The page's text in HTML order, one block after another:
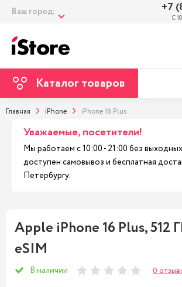
Ваш город: +7
С
Каталог товаров
Главная iPhone iPhone 16 Plus
Уважаемые, посетители!
Мы работаем с 10:00 - 21:00 без
доступен самовывоз и бесплатная
Петербургу.
Apple iPhone 16 Plus, 512
eSIM
В наличии 0